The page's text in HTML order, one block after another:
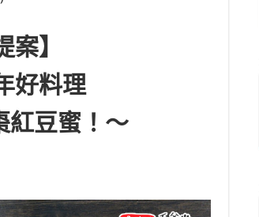
案】
好料理
豆蜜！～